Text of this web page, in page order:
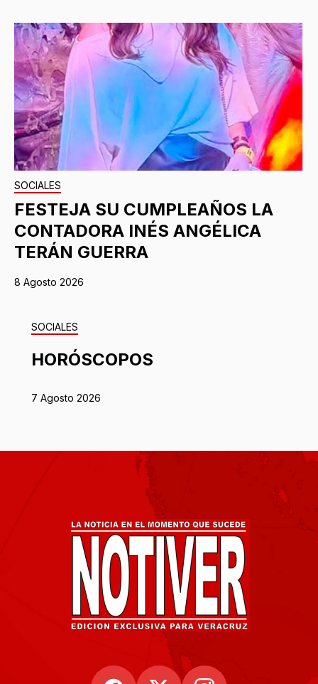
SOCIALES
FESTEJA SU CUMPLEAÑOS LA
CONTADORA INÉS ANGÉLICA
TERÁN GUERRA
8 Agosto 2026
SOCIALES
HORÓSCOPOS
7 Agosto 2026